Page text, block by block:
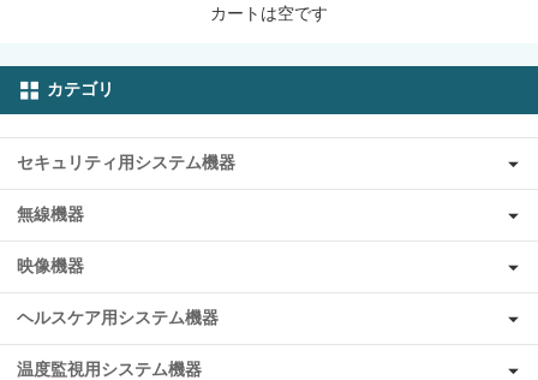
カートは空です
カテゴリ
セキュリティ用システム機器
無線機器
映像機器
ヘルスケア用システム機器
温度監視用システム機器